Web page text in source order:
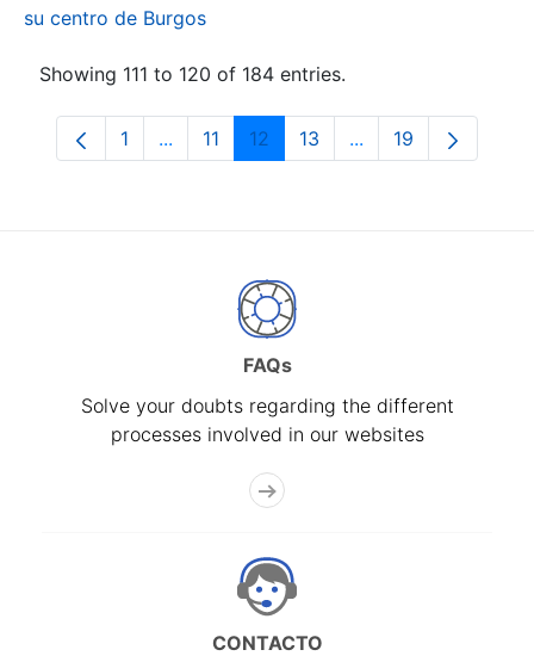
su centro de Burgos
Showing 111 to 120 of 184 entries.
Page
1 ...Intermediate Pages Use TAB to navigate.
Page
11 Page
12 Page
13 ...Intermediate
Page
19
FAQs
Solve your doubts regarding the different
processes involved in our websites
CONTACTO